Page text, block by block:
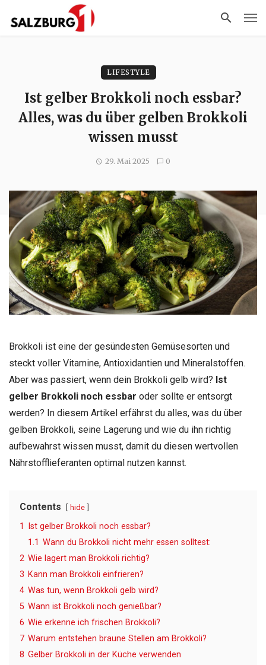
LIFESTYLE
Ist gelber Brokkoli noch essbar?
Alles, was du über gelben Brokkoli
wissen musst
29. Mai 2025 0
Brokkoli ist eine der gesündesten Gemüsesorten und
steckt voller Vitamine, Antioxidantien und Mineralstoffen.
Aber was passiert, wenn dein Brokkoli gelb wird? Ist
gelber Brokkoli noch essbar oder sollte er entsorgt
werden? In diesem Artikel erfährst du alles, was du über
gelben Brokkoli, seine Lagerung und wie du ihn richtig
aufbewahrst wissen musst, damit du diesen wertvollen
Nährstofflieferanten optimal nutzen kannst.
Contents hide
1
Ist gelber Brokkoli noch essbar?
1.1 Wann du Brokkoli nicht mehr essen solltest:
2 Wie lagert man Brokkoli richtig?
3 Kann man Brokkoli einfrieren?
4 Was tun, wenn Brokkoli gelb wird?
5 Wann ist Brokkoli noch genießbar?
6 Wie erkenne ich frischen Brokkoli?
7 Warum entstehen braune Stellen am Brokkoli?
8 Gelber Brokkoli in der Küche verwenden